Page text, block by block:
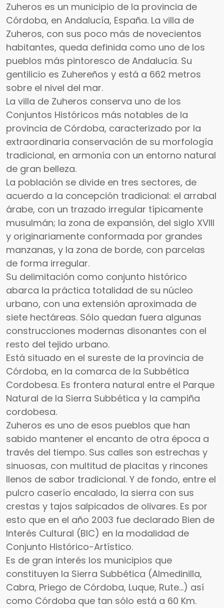
Zuheros es un municipio de la provincia de
Córdoba, en Andalucía, España. La villa de
Zuheros, con sus poco más de novecientos
habitantes, queda definida como uno de los
pueblos más pintoresco de Andalucía. Su
gentilicio es Zuhereños y está a 662 metros
sobre el nivel del mar.
La villa de Zuheros conserva uno de los
Conjuntos Históricos más notables de la
provincia de Córdoba, caracterizado por la
extraordinaria conservación de su morfología
tradicional, en armonía con un entorno natural
de gran belleza.
La población se divide en tres sectores, de
acuerdo a la concepción tradicional: el arrabal
árabe, con un trazado irregular típicamente
musulmán; la zona de expansión, del siglo XVIII
y originariamente conformada por grandes
manzanas, y la zona de borde, con parcelas
de forma irregular.
Su delimitación como conjunto histórico
abarca la práctica totalidad de su núcleo
urbano, con una extensión aproximada de
siete hectáreas. Sólo quedan fuera algunas
construcciones modernas disonantes con el
resto del tejido urbano.
Está situado en el sureste de la provincia de
Córdoba, en la comarca de la Subbética
Cordobesa. Es frontera natural entre el Parque
Natural de la Sierra Subbética y la campiña
cordobesa.
Zuheros es uno de esos pueblos que han
sabido mantener el encanto de otra época a
través del tiempo. Sus calles son estrechas y
sinuosas, con multitud de placitas y rincones
llenos de sabor tradicional. Y de fondo, entre el
pulcro caserío encalado, la sierra con sus
crestas y tajos salpicados de olivares. Es por
esto que en el año 2003 fue declarado Bien de
Interés Cultural (BIC) en la modalidad de
Conjunto Histórico-Artístico.
Es de gran interés los municipios que
constituyen la Sierra Subbética (Almedinilla,
Cabra, Priego de Córdoba, Luque, Rute...) así
como Córdoba que tan sólo está a 60 Km.